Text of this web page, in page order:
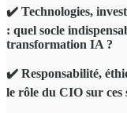
✔️ Technologies,
: quel socle
transformation IA ?
✔️ Responsabilité,
le rôle du CIO sur ces